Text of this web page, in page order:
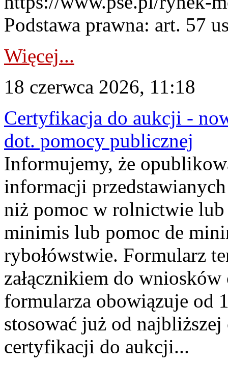
Podstawa prawna: art. 57
Więcej...
18 czerwca 2026, 11:18
Certyfikacja do aukcji -
dot. pomocy publicznej
Informujemy, że
informacji
niż pomoc w rolnictwie lub
minimis lub pomoc de
rybołówstwie. Formularz
załącznikiem do
formularza obowiązuje od
stosować już od
certyfikacji do aukcji...